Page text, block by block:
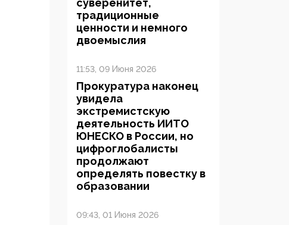
суверенитет,
традиционные
ценности и немного
двоемыслия
11:53, 09 Июня 2026
Прокуратура наконец
увидела
экстремистскую
деятельность ИИТО
ЮНЕСКО в России, но
цифроглобалисты
продолжают
определять повестку в
образовании
09:43, 01 Июня 2026